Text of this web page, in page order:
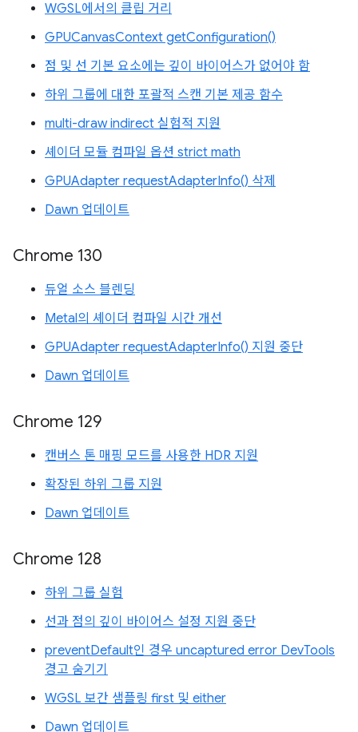
WGSL에서의 클립 거리
GPUCanvasContext getConfiguration()
점 및 선 기본 요소에는 깊이 바이어스가 없어야 함
하위 그룹에 대한 포괄적 스캔 기본 제공 함수
multi-draw indirect 실험적 지원
셰이더 모듈 컴파일 옵션 strict math
GPUAdapter requestAdapterInfo() 삭제
Dawn 업데이트
Chrome 130
듀얼 소스 블렌딩
Metal의 셰이더 컴파일 시간 개선
GPUAdapter requestAdapterInfo() 지원 중단
Dawn 업데이트
Chrome 129
캔버스 톤 매핑 모드를 사용한 HDR 지원
확장된 하위 그룹 지원
Dawn 업데이트
Chrome 128
하위 그룹 실험
선과 점의 깊이 바이어스 설정 지원 중단
preventDefault인 경우 uncaptured error DevTools
경고 숨기기
WGSL 보간 샘플링 first 및 either
Dawn 업데이트